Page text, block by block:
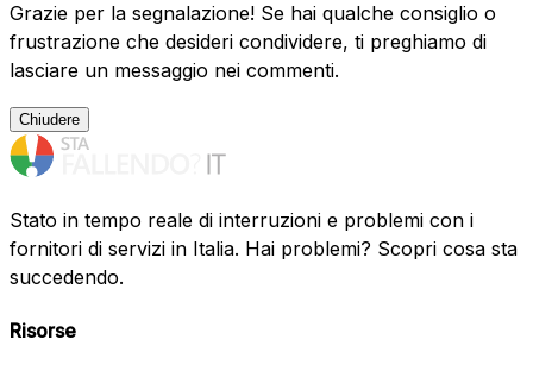
Grazie per la segnalazione! Se hai qualche consiglio o
frustrazione che desideri condividere, ti preghiamo di
lasciare un messaggio nei commenti.
Chiudere
Stato in tempo reale di interruzioni e problemi con i
fornitori di servizi in Italia. Hai problemi? Scopri cosa sta
succedendo.
Risorse